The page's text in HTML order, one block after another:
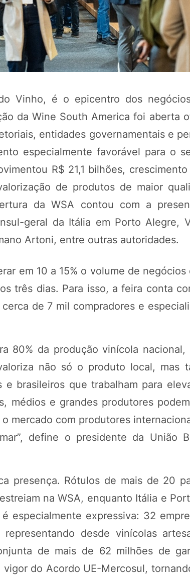
Vinho, é o epicentro dos
da Wine South America foi aberta
entidades governamentais e
especialmente favorável para o
R$ 21,1 bilhões,
de produtos de maior
da WSA contou com a
geral da Itália em Porto Alegre,
Artoni, entre outras autoridades.
em 10 a 15% o volume de
três dias. Para isso, a feira conta
de 7 mil compradores e
80% da produção vinícola
não só o produto local, mas
e brasileiros que trabalham para
médios e grandes produtores
mercado com produtores
define o presidente da União
presença. Rótulos de mais de 20
na WSA, enquanto Itália e
especialmente expressiva: 32
representando desde vinícolas
de mais de 62 milhões de
do Acordo UE-Mercosul,